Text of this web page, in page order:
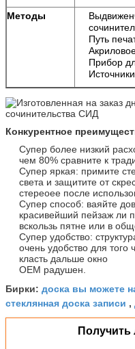
Методы
Путь
Прибор
Конкурентное
Супер более низкий
чем 80% сравните к
Супер яркая: примите
света и защитите от
стереоее после
Супер способ: ваяйте
красивейший пейзаж ли
вскользь пятне или в
Супер удобство:
очень удобство для того
класть дальше окно
OEM радушен.
Бирки: доска вы можете
стеклянная доска записи ,